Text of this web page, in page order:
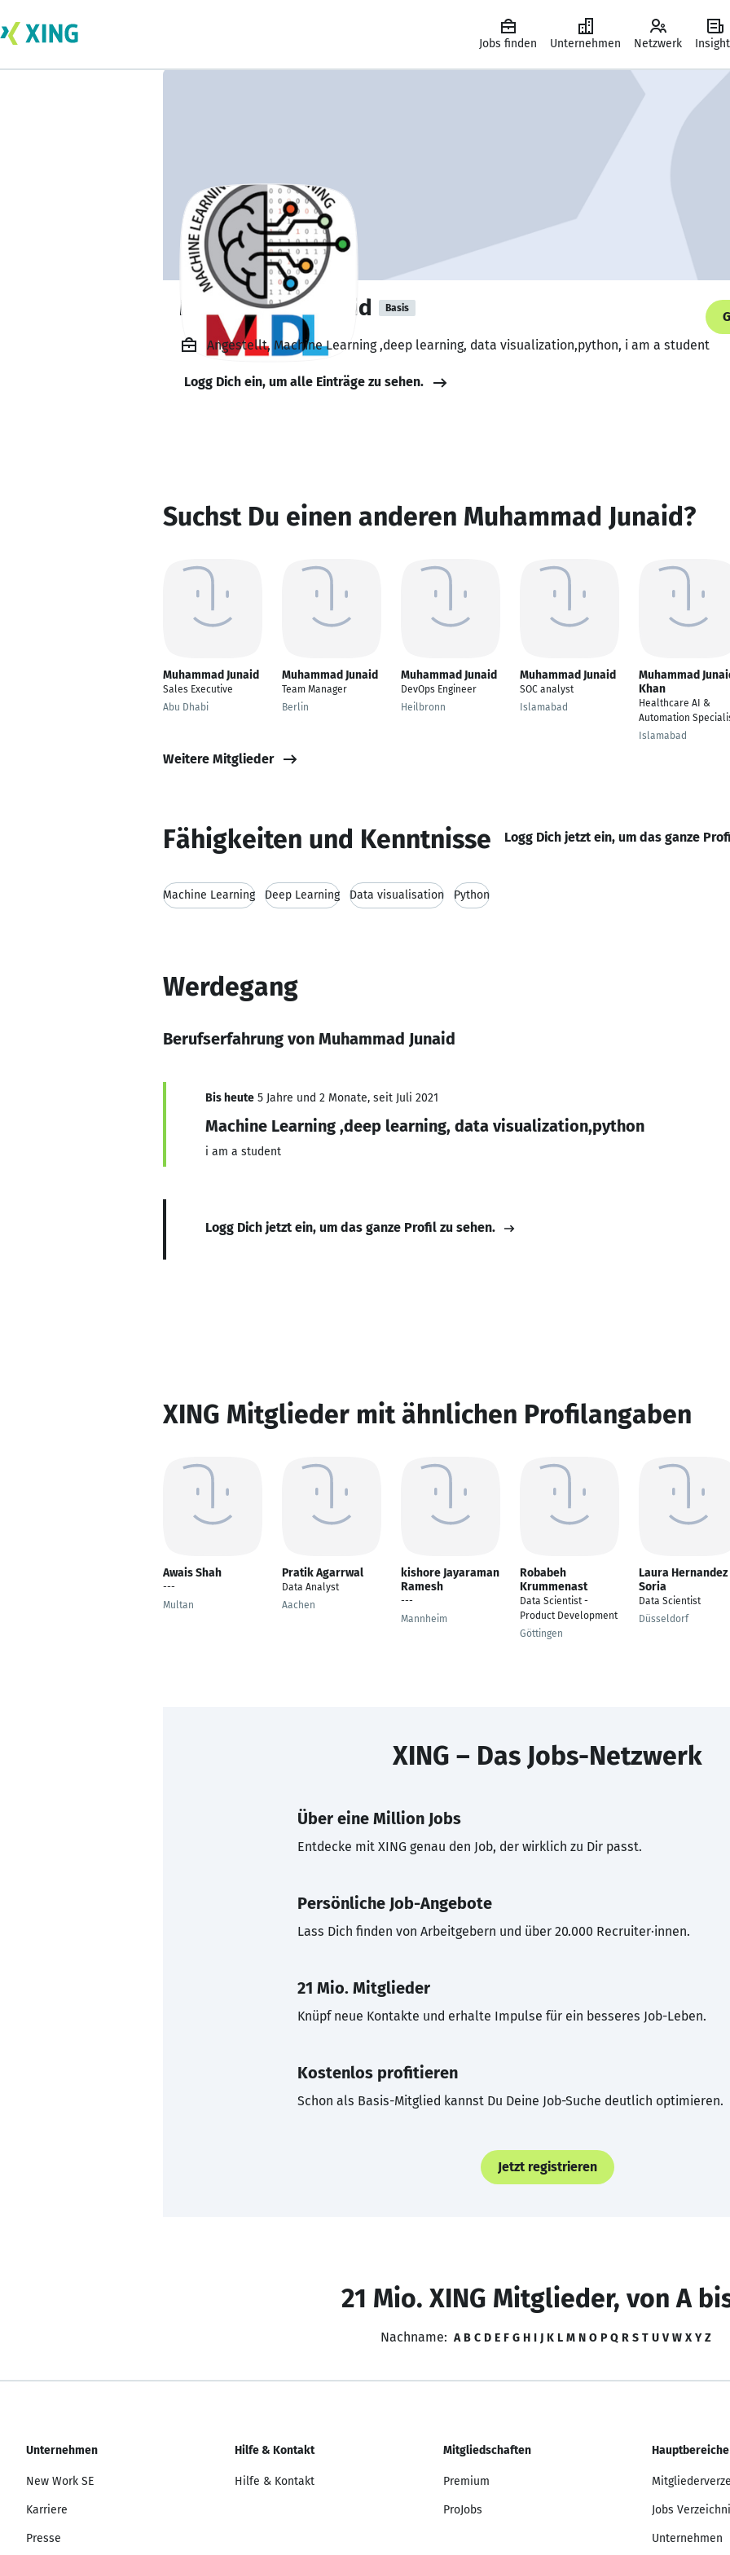
Jobs finden Unternehmen Netzwerk
Muhammad Junaid Basis
Angestellt, Machine Learning ,deep learning, data visualization,python, i am a student
Logg Dich ein, um alle Einträge zu sehen.
Suchst Du einen anderen Muhammad Junaid?
Muhammad Junaid
Sales Executive
Abu Dhabi
Muhammad Junaid
Team Manager
Berlin
Muhammad Junaid
DevOps Engineer
Heilbronn
Muhammad Junaid
SOC analyst
Islamabad
Muhammad
Khan
Healthcare AI &
Automation
Islamabad
Weitere Mitglieder
Fähigkeiten und Kenntnisse Logg Dich jetzt ein, um das ganze
Machine Learning Deep Learning Data visualisation Python
Werdegang
Berufserfahrung von Muhammad Junaid
Bis heute 5 Jahre und 2 Monate, seit Juli 2021
Machine Learning ,deep learning, data visualization,python
i am a student
Logg Dich jetzt ein, um das ganze Profil zu sehen.
XING Mitglieder mit ähnlichen Profilangaben
Awais Shah
---
Multan
Pratik Agarrwal
Data Analyst
Aachen
kishore Jayaraman
Ramesh
---
Mannheim
Robabeh
Krummenast
Data Scientist -
Product Development
Göttingen
Laura Hernandez
Soria
Data Scientist
Düsseldorf
XING – Das Jobs-Netzwerk
Über eine Million Jobs
Entdecke mit XING genau den Job, der wirklich zu Dir passt.
Persönliche Job-Angebote
Lass Dich finden von Arbeitgebern und über 20.000 Recruiter·innen.
21 Mio. Mitglieder
Knüpf neue Kontakte und erhalte Impulse für ein besseres Job-Leben.
Kostenlos profitieren
Schon als Basis-Mitglied kannst Du Deine Job-Suche deutlich optimieren.
Jetzt registrieren
21 Mio. XING Mitglieder, von A
Nachname: A B C D E F G H I J K L M N O P Q R S T U V W X Y Z
Unternehmen
New Work SE
Karriere
Presse
Hilfe & Kontakt
Hilfe & Kontakt
Mitgliedschaften
Premium
ProJobs
Hauptbereiche
Jobs
Unternehmen